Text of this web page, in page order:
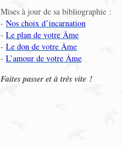
Mises à jour de sa bibliographie :
- Nos choix d’incarnation
- Le plan de votre Âme
- Le don de votre Âme
- L’amour de votre Âme
Faites passer et à très vite !